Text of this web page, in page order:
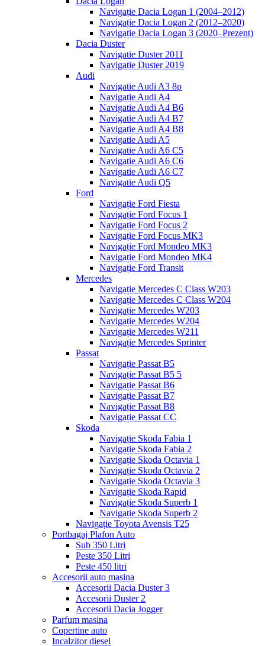
Navigație Dacia Logan 1 (2004–2012)
Navigație Dacia Logan 2 (2012–2020)
Navigație Dacia Logan 3 (2020–Prezent)
Dacia Duster
Navigatie Duster 2011
Navigatie Duster 2019
Audi
Navigatie Audi A3 8p
Navigatie Audi A4
Navigatie Audi A4 B6
Navigatie Audi A4 B7
Navigatie Audi A4 B8
Navigatie Audi A5
Navigatie Audi A6 C5
Navigatie Audi A6 C6
Navigatie Audi A6 C7
Navigatie Audi Q5
Ford
Navigație Ford Fiesta
Navigație Ford Focus 1
Navigație Ford Focus 2
Navigație Ford Focus MK3
Navigație Ford Mondeo MK3
Navigație Ford Mondeo MK4
Navigație Ford Transit
Mercedes
Navigație Mercedes C Class W203
Navigație Mercedes C Class W204
Navigație Mercedes W203
Navigație Mercedes W204
Navigație Mercedes W211
Navigație Mercedes Sprinter
Passat
Navigație Passat B5
Navigație Passat B5 5
Navigație Passat B6
Navigație Passat B7
Navigație Passat B8
Navigație Passat CC
Skoda
Navigație Skoda Fabia 1
Navigație Skoda Fabia 2
Navigație Skoda Octavia 1
Navigație Skoda Octavia 2
Navigație Skoda Octavia 3
Navigație Skoda Rapid
Navigație Skoda Superb 1
Navigație Skoda Superb 2
Navigație Toyota Avensis T25
Portbagaj Plafon Auto
Sub 350 Litri
Peste 350 Litri
Peste 450 litri
Accesorii auto masina
Accesorii Dacia Duster 3
Accesorii Duster 2
Accesorii Dacia Jogger
Parfum masina
Copertine auto
Incalzitor diesel